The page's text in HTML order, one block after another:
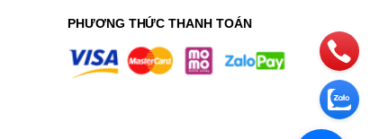
PHƯƠNG THỨC THANH TOÁN